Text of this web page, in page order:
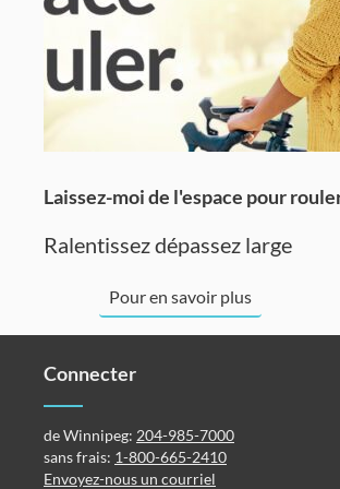
Laissez-moi de l'espace pour
Ralentissez dépassez large
Pour en savoir plus
Connecter
de Winnipeg: 204-985-7000
sans frais: 1-800-665-2410
Envoyez-nous un courriel